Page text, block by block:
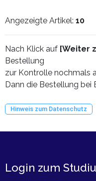
Angezeigte Artikel: 10
Nach Klick auf [Weiter
Bestellung
zur Kontrolle nochmals
Dann die Bestellung bei
Hinweis zum Datenschutz
Login zum